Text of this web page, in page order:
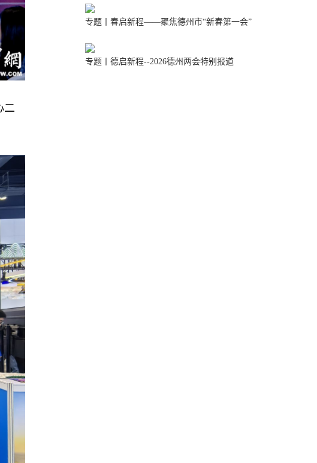
二
专题丨春启新程——聚焦德州市“新春第一会”
专题丨德启新程--2026德州两会特别报道